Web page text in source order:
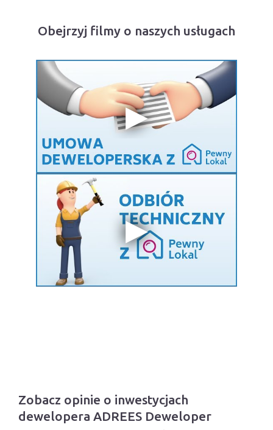
Obejrzyj filmy o naszych usługach
Zobacz opinie o inwestycjach
dewelopera ADREES Deweloper